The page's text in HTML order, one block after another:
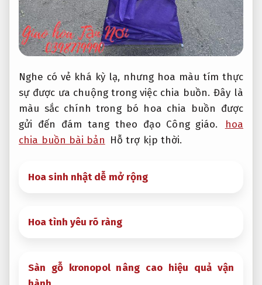
Nghe có vẻ khá kỳ lạ, nhưng hoa màu tím thực
sự được ưa chuộng trong việc chia buồn. Đây là
màu sắc chính trong bó hoa chia buồn được
gửi đến đám tang theo đạo Công giáo.
hoa
chia buồn bài bản Hỗ trợ kịp thời.
Hoa sinh nhật dễ mở rộng
Hoa tình yêu rõ ràng
Sàn gỗ kronopol nâng cao hiệu quả vận